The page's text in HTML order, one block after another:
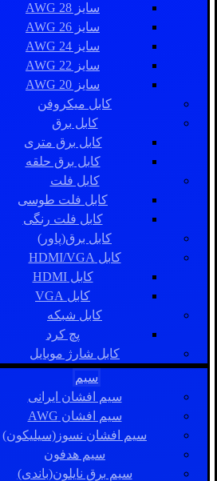
سایز AWG 28
سایز AWG 26
سایز AWG 24
سایز AWG 22
سایز AWG 20
کابل میکروفن
کابل برق
کابل برق متری
کابل برق حلقه
کابل فلت
کابل فلت طوسی
کابل فلت رنگی
کابل برق(پاور)
کابل HDMI/VGA
کابل HDMI
کابل VGA
کابل شبکه
پچ کرد
کابل شارژ موبایل
سیم
سیم افشان ایرانی
سیم افشان AWG
سیم افشان نسوز(سیلیکون)
سیم هدفون
سیم برق نایلون(باندی)